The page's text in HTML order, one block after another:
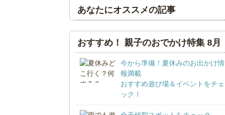
あなたにオススメの記事
おすすめ！ 親子のおでかけ特集 8月
今から準備！夏休みのお出かけ情
報満載
おすすめ遊び場＆イベントをチェ
ック！